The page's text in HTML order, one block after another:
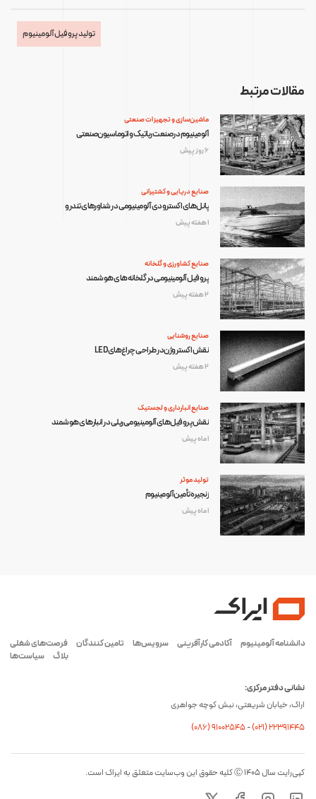
تولید پروفیل آلومینیوم
مقالات مرتبط
ماشین‌سازی و تجهیزات صنعتی
آلومینیوم در صنعت رباتیک و اتوماسیون صنعتی
6 روز پیش
صنایع دریایی و کشتیرانی
پانل‌های اکسترودی آلومینیومی در شناورهای تندرو
1 هفته پیش
صنایع کشاورزی و گلخانه
پروفیل آلومینیومی در گلخانه‌های هوشمند
2 هفته پیش
صنایع روشنایی
نقش اکستروژن در طراحی چراغ‌های LED
2 هفته پیش
صنایع انبارداری و لجستیک
نقش پروفیل‌های آلومینیومی ریلی در انبارهای هوشمند
1 ماه پیش
تولید موثر
زنجیره تأمین آلومینیوم
1 ماه پیش
دانشنامه آلومینیوم آکادمی کارآفرینی سرویس‌ها تامین کنندگان
فرصت‌های شغلی
بلاگ
سیاست‌ها
نشانی دفتر مرکزی:
اراک، خیابان شریعتی، نبش کوچه جواهری
(۰۸۶) ۹۱۰۰۲۵۴۵-(۰21) 22391445
کپی‌رایت سال ۱۴۰۵ Ⓒ کلیه حقوق این وب‌سایت متعلق به ایراک است.